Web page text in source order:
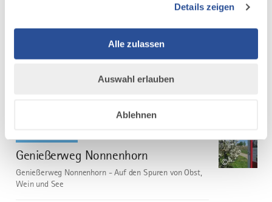
Details zeigen
Alle zulassen
Auswahl erlauben
Ablehnen
Bergwaldstraße führt der Weg durch den schattigen
DAUER
leicht
5
Genießerweg Nonnenhorn
©
Genießerweg Nonnenhorn - Auf den Spuren von Obst,
Wein und See